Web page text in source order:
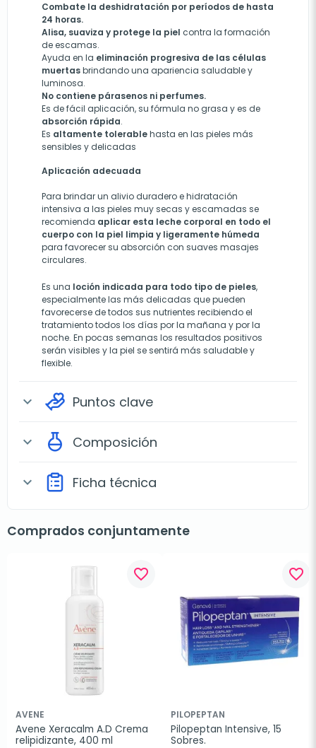
Combate la deshidratación por períodos de hasta
24 horas.
Alisa, suaviza y protege la piel contra la formación
de escamas.
Ayuda en la eliminación progresiva de las células
muertasbrindando una apariencia saludable y
luminosa.
No contiene párasenos ni perfumes.
Es de fácil aplicación, su fórmula no grasa y es de
absorción rápida.
Es altamente tolerablehasta en las pieles más
sensibles y delicadas
Aplicación adecuada
Para brindar un alivio duradero e hidratación
intensiva a las pieles muy secas y escamadas se
recomienda aplicar esta leche corporal en todo el
cuerpo con la piel limpia y ligeramente húmeda
para favorecer su absorción con suaves masajes
circulares.
Es una loción indicada para todo tipo de pieles,
especialmente las más delicadas que pueden
favorecerse de todos sus nutrientes recibiendo el
tratamiento todos los días por la mañana y por la
noche. En pocas semanas los resultados positivos
serán visibles y la piel se sentirá más saludable y
flexible.
expand_more Puntos clave
expand_more Composición
expand_more Ficha técnica
Comprados conjuntamente
favorite_border
AVENE
Avene Xeracalm A.D Crema
relipidizante, 400 ml
favorite_border
PILOPEPTAN
Pilopeptan Intensive, 15
Sobres.